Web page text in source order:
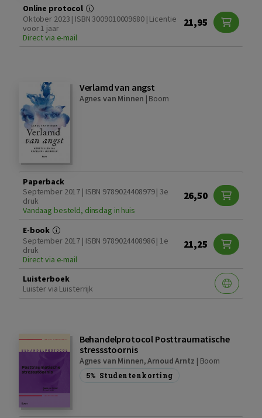
Online protocol
Oktober 2023 | ISBN 3009010009680 | Licentie
voor 1 jaar
Direct via e-mail
21,95
Verlamd van angst
Agnes van Minnen | Boom
Paperback
September 2017 | ISBN 9789024408979 | 3e
druk
Vandaag besteld, dinsdag in huis
26,50
E-book
September 2017 | ISBN 9789024408986 | 1e
druk
Direct via e-mail
21,25
Luisterboek
Luister via Luisterrijk
Behandelprotocol Posttraumatische
stressstoornis
Agnes van Minnen,Arnoud Arntz | Boom
5% Studentenkorting